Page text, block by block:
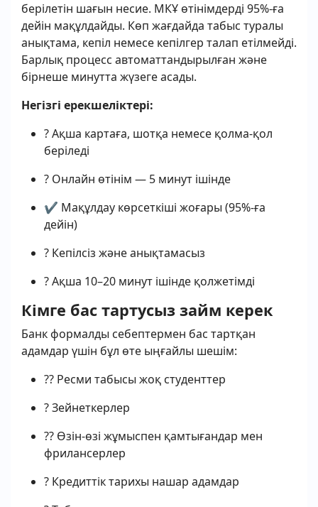
берілетін шағын несие. МКҰ өтінімдерді 95%-ға
дейін мақұлдайды. Көп жағдайда табыс туралы
анықтама, кепіл немесе кепілгер талап етілмейді.
Барлық процесс автоматтандырылған және
бірнеше минутта жүзеге асады.
Негізгі ерекшеліктері:
? Ақша картаға, шотқа немесе қолма-қол
беріледі
? Онлайн өтінім — 5 минут ішінде
✔ Мақұлдау көрсеткіші жоғары (95%-ға
дейін)
? Кепілсіз және анықтамасыз
? Ақша 10–20 минут ішінде қолжетімді
Кімге бас тартусыз займ керек
Банк формалды себептермен бас тартқан
адамдар үшін бұл өте ыңғайлы шешім:
?‍? Ресми табысы жоқ студенттер
? Зейнеткерлер
?‍? Өзін-өзі жұмыспен қамтығандар мен
фрилансерлер
? Кредиттік тарихы нашар адамдар